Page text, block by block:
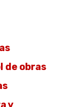
de obras
y